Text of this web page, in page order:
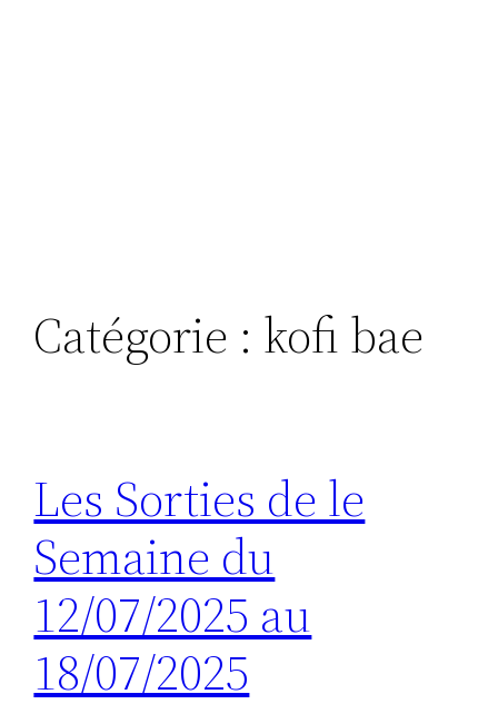
Catégorie : kofi bae
Les Sorties de le
Semaine du
12/07/2025 au
18/07/2025